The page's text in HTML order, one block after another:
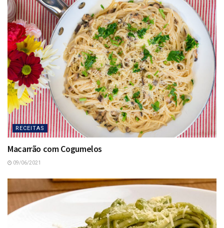
RECEITAS
Macarrão com Cogumelos
09/06/2021